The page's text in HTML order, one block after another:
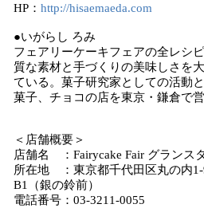
HP： http://hisaemaeda.com
●いがらし ろみ
フェアリーケーキフェアの全レシ
質な素材と手づくりの美味しさを
ている。菓子研究家としての活動
菓子、チョコの店を東京・鎌倉で営
＜店舗概要＞
店舗名 ：Fairycake Fair グランス
所在地 ：東京都千代田区丸の内1-
B1（銀の鈴前）
電話番号：03-3211-0055